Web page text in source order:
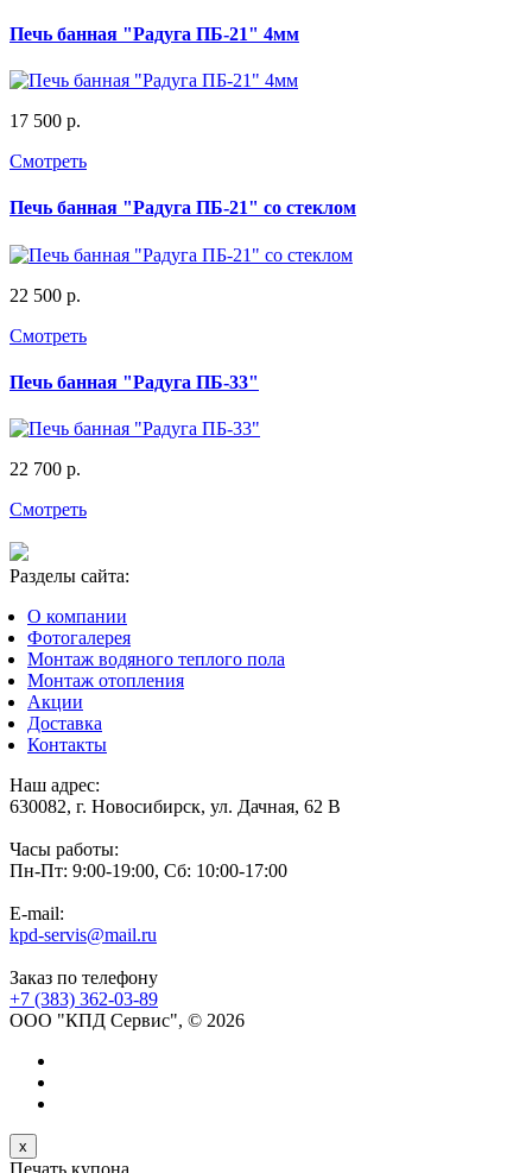
Печь банная "Радуга ПБ-21" 4мм
17 500 р.
Смотреть
Печь банная "Радуга ПБ-21" со стеклом
22 500 р.
Смотреть
Печь банная "Радуга ПБ-33"
22 700 р.
Смотреть
Разделы сайта:
О компании
Фотогалерея
Монтаж водяного теплого пола
Монтаж отопления
Акции
Доставка
Контакты
Наш адрес:
630082, г. Новосибирск, ул. Дачная, 62 В
Часы работы:
Пн-Пт: 9:00-19:00, Сб: 10:00-17:00
E-mail:
kpd-servis@mail.ru
Заказ по телефону
+7 (383) 362-03-89
ООО "КПД Сервис", © 2026
x